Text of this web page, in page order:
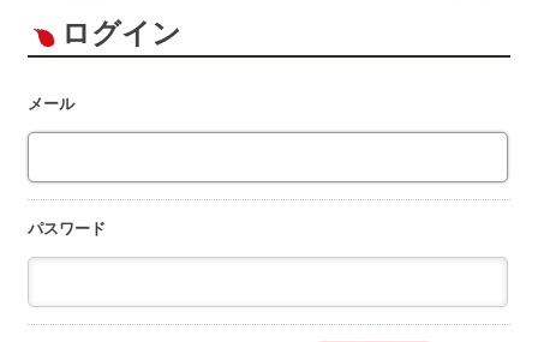
ログイン
メール
パスワード